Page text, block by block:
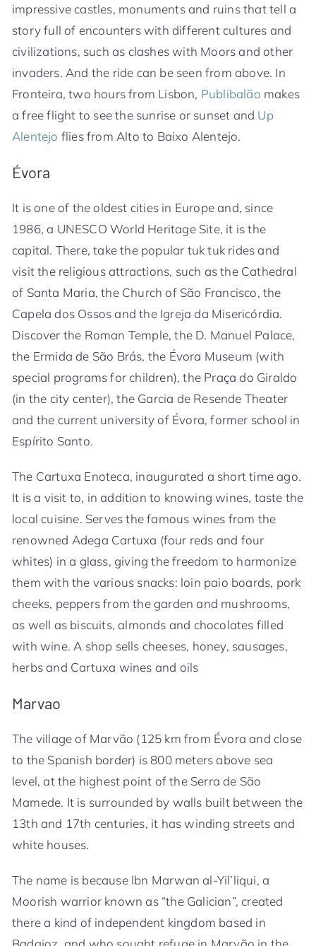
impressive castles, monuments and ruins that tell a
story full of encounters with different cultures and
civilizations, such as clashes with Moors and other
invaders. And the ride can be seen from above. In
Fronteira, two hours from Lisbon, Publibalão makes
a free flight to see the sunrise or sunset and Up
Alentejo flies from Alto to Baixo Alentejo.
Évora
It is one of the oldest cities in Europe and, since
1986, a UNESCO World Heritage Site, it is the
capital. There, take the popular tuk tuk rides and
visit the religious attractions, such as the Cathedral
of Santa Maria, the Church of São Francisco, the
Capela dos Ossos and the Igreja da Misericórdia.
Discover the Roman Temple, the D. Manuel Palace,
the Ermida de São Brás, the Évora Museum (with
special programs for children), the Praça do Giraldo
(in the city center), the Garcia de Resende Theater
and the current university of Évora, former school in
Espírito Santo.
The Cartuxa Enoteca, inaugurated a short time ago.
It is a visit to, in addition to knowing wines, taste the
local cuisine. Serves the famous wines from the
renowned Adega Cartuxa (four reds and four
whites) in a glass, giving the freedom to harmonize
them with the various snacks: loin paio boards, pork
cheeks, peppers from the garden and mushrooms,
as well as biscuits, almonds and chocolates filled
with wine. A shop sells cheeses, honey, sausages,
herbs and Cartuxa wines and oils
Marvao
The village of Marvão (125 km from Évora and close
to the Spanish border) is 800 meters above sea
level, at the highest point of the Serra de São
Mamede. It is surrounded by walls built between the
13th and 17th centuries, it has winding streets and
white houses.
The name is because Ibn Marwan al-Yil’liqui, a
Moorish warrior known as “the Galician”, created
there a kind of independent kingdom based in